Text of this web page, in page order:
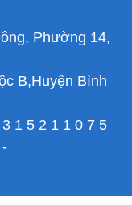
Phường 14,
B,Huyện Bình
1 5 2 1 1 0 7 5